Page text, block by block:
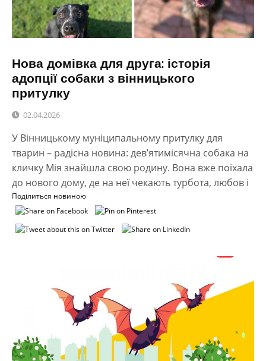
Нова домівка для друга: історія
адопції собаки з вінницького
притулку
02.04.2026
У Вінницькому муніципальному притулку для
тварин – радісна новина: дев’ятимісячна собака на
кличку Мія знайшла свою родину. Вона вже поїхала
до нового дому, де на неї чекають турбота, любов і
Поділиться новиною